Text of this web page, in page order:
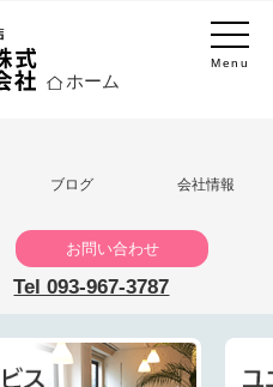
Menu
ホーム
ブログ 会社情報
お問い合わせ
Tel 093-967-3787